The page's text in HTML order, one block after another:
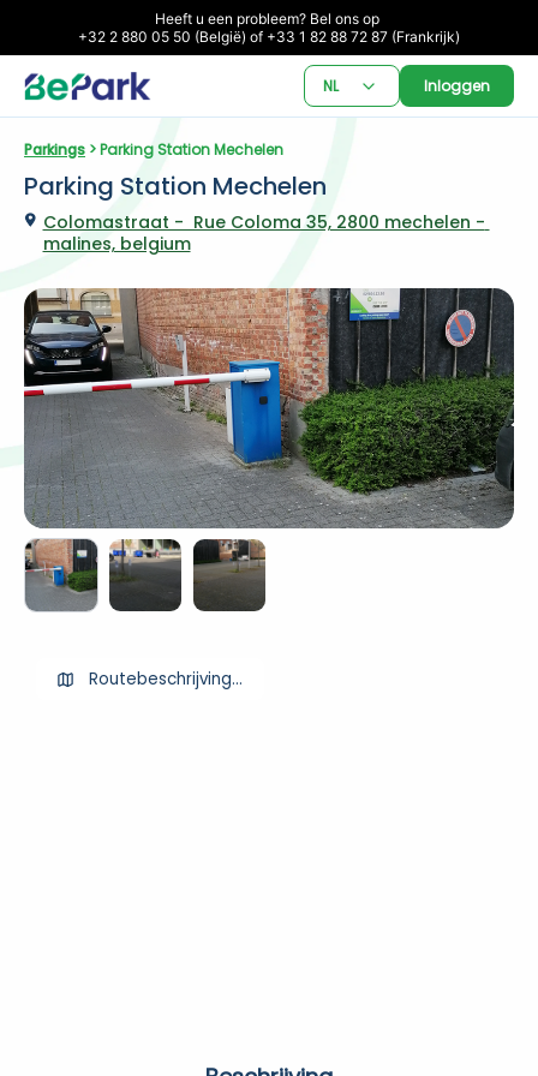
Heeft u een probleem? Bel ons op
+32 2 880 05 50 (België) of +33 1 82 88 72 87 (Frankrijk)
NL Inloggen
Parkings > Parking Station Mechelen
Parking Station Mechelen
Colomastraat -  Rue Coloma 35, 2800 mechelen -
malines, belgium
Routebeschrijving ophalen